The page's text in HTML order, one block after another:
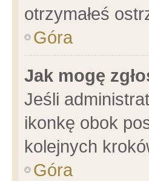
otrzymałeś
Góra
Jak mogę
Jeśli
ikonkę obok
kolejnych
Góra